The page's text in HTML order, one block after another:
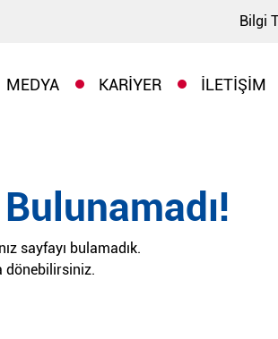
Bilgi
MEDYA KARIYER İLETIŞIM
sayfayı bulamadık.
dönebilirsiniz.